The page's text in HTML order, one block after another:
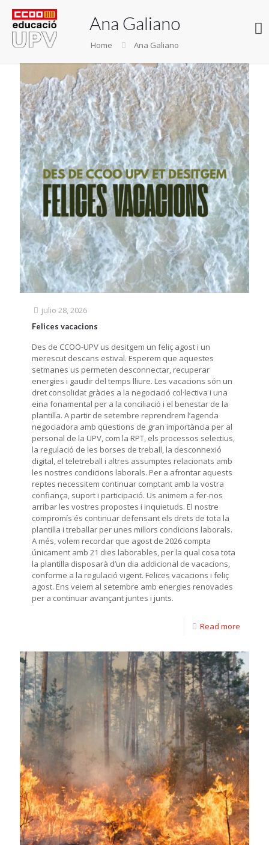
Ana Galiano
Home Ana Galiano
julio 28, 2026
Felices vacacions
Des de CCOO-UPV us desitgem un feliç agost i un
merescut descans estival. Esperem que aquestes
setmanes us permeten desconnectar, recuperar
energies i gaudir del temps lliure. Les vacacions són un
dret consolidat gràcies a la negociació col·lectiva i una
eina fonamental per a la conciliació i el benestar de la
plantilla. A partir de setembre reprendrem l’agenda
negociadora amb qüestions de gran importància per al
personal de la UPV, com la RPT, els processos selectius,
la regulació de les borses de treball, la desconnexió
digital, el teletreball i altres assumptes relacionats amb
les nostres condicions laborals. Per a afrontar aquests
reptes necessitem continuar comptant amb la vostra
confiança, suport i participació. Us animem a fer-nos
arribar les vostres propostes i inquietuds. El nostre
compromís és continuar defensant els drets de tota la
plantilla i treballar per unes millors condicions laborals.
A més, volem recordar que agost de 2026 compta
únicament amb 21 dies laborables, per la qual cosa tota
la plantilla disposarà d’un dia addicional de vacacions,
conforme a la regulació vigent. Felices vacacions i feliç
agost. Ens veiem al setembre amb energies renovades
per a continuar avançant juntes i junts.
Read more